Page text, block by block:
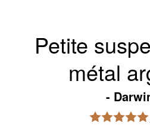
Petite
métal